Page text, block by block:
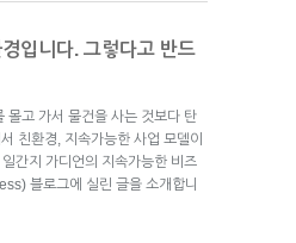
입니다. 그렇다고 반드
몰고 가서 물건을 사는 것보다 탄
친환경, 지속가능한 사업 모델이
간지 가디언의 지속가능한 비즈
블로그에 실린 글을 소개합니